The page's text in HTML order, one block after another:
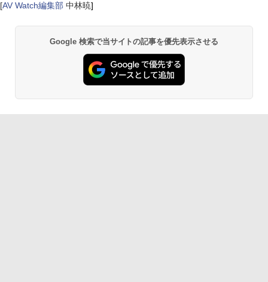
[AV Watch編集部 中林暁]
Google 検索で当サイトの記事を優先表示させる